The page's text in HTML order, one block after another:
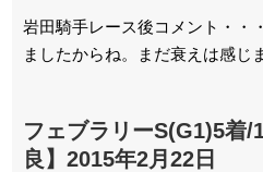
岩田騎手レース後コメント・・
ましたからね。まだ衰えは感じ
フェブラリーS(G1)5着/
良】2015年2月22日